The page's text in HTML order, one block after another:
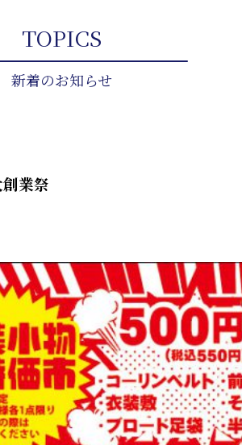
TOPICS
新着のお知らせ
創業祭